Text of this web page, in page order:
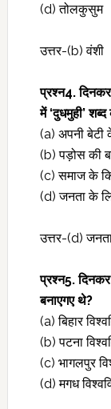
(d) तोलकुसुम
उत्तर-(b) वंशी
प्रश्‍न4.
में ‘दुधमुही’
(a) अपनी बेटी
(b) पड़ोस की
(c) समाज के
(d) जनता के
उत्तर-(d)
प्रश्‍न5.
बनाएगए थे?
(a) बिहार
(b) पटना
(c) भागलपुर
(d) मगध